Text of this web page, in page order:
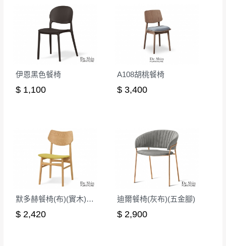
伊恩黑色餐椅
$ 1,100
A108胡桃餐椅
$ 3,400
默多赫餐椅(布)(實木)(MI-469)
$ 2,420
迪爾餐椅(灰布)(五金腳)
$ 2,900